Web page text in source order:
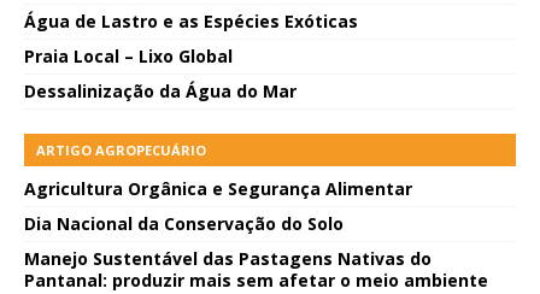
Água de Lastro e as Espécies Exóticas
Praia Local – Lixo Global
Dessalinização da Água do Mar
ARTIGO AGROPECUÁRIO
Agricultura Orgânica e Segurança Alimentar
Dia Nacional da Conservação do Solo
Manejo Sustentável das Pastagens Nativas do
Pantanal: produzir mais sem afetar o meio ambiente